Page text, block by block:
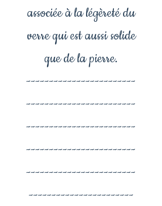
associée à la légèreté du
verre qui est aussi solide
que de la pierre.
------------------------
------------------------
------------------------
------------------------
------------------------
-----------------------